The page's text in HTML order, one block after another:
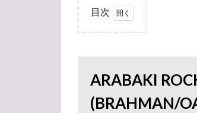
目次
(BRAHMAN/OAU)」
ARABAKI
(BRAHMAN/